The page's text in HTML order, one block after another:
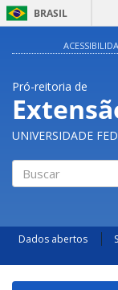
BRASIL
Pró-reitoria de
UNIVERSIDADE
Dados abertos